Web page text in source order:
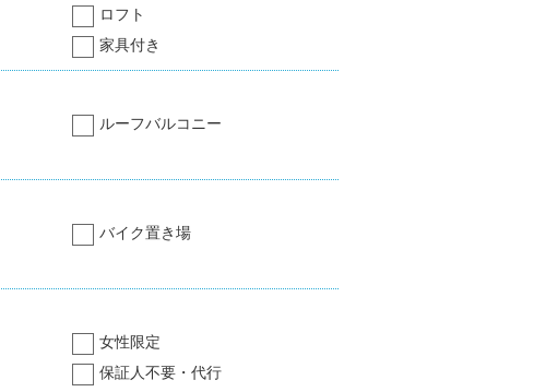
ロフト
家具付き
ルーフバルコニー
バイク置き場
女性限定
保証人不要・代行